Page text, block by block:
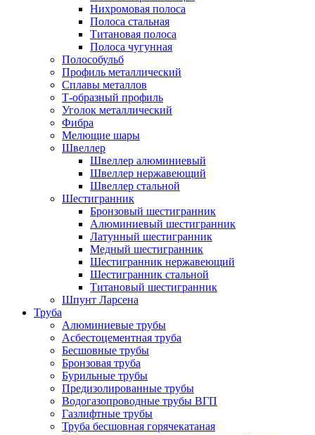
Нихромовая полоса
Полоса стальная
Титановая полоса
Полоса чугунная
Полособульб
Профиль металлический
Сплавы металлов
Т-образный профиль
Уголок металлический
Фибра
Мелющие шары
Швеллер
Швеллер алюминиевый
Швеллер нержавеющий
Швеллер стальной
Шестигранник
Бронзовый шестигранник
Алюминиевый шестигранник
Латунный шестигранник
Медный шестигранник
Шестигранник нержавеющий
Шестигранник стальной
Титановый шестигранник
Шпунт Ларсена
Труба
Алюминиевые трубы
Асбестоцементная труба
Бесшовные трубы
Бронзовая труба
Бурильные трубы
Предизолированные трубы
Водогазопроводные трубы ВГП
Газлифтные трубы
Труба бесшовная горячекатаная